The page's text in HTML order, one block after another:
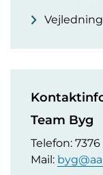
Team Byg
Telefon: 7376
Mail: